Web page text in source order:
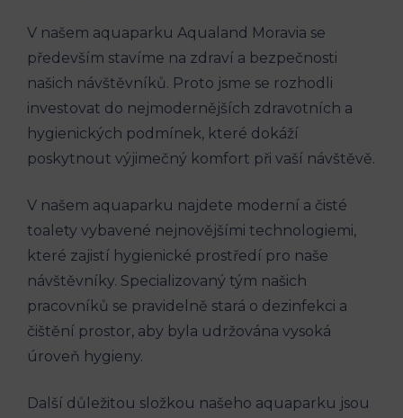
V našem aquaparku Aqualand Moravia se
především stavíme na zdraví a bezpečnosti
našich návštěvníků. Proto jsme se rozhodli
investovat do nejmodernějších zdravotních a
hygienických podmínek, které dokáží
poskytnout výjimečný komfort při vaší návštěvě.
V našem aquaparku najdete moderní a čisté
toalety vybavené nejnovějšími technologiemi,
které zajistí hygienické prostředí pro naše
návštěvníky. Specializovaný tým našich
pracovníků se pravidelně stará o dezinfekci a
čištění prostor, aby byla udržována vysoká
úroveň hygieny.
Další důležitou složkou našeho aquaparku jsou